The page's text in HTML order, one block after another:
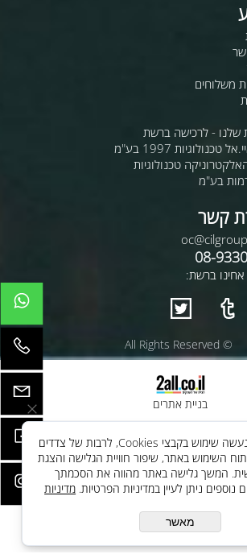
משלוחים
שלנו - לרכישה ברשת
טכנולוגיות 1997 בע"מ
טכנולוגיות
בע"מ
קשר
08-
ברשת:
© All Rights Reserved
בניית אתרים
לידיעתך, באתרנו נעשה שימוש בקבצי Cookies, לרבות של צדדים
השימוש באתר, שיפור חוויית הגלישה והצגת
המשך גלישה באתר מהווה את הסכמתך
ניתן לעיין במדיניות הפרטיות. מדיניות
מאשר